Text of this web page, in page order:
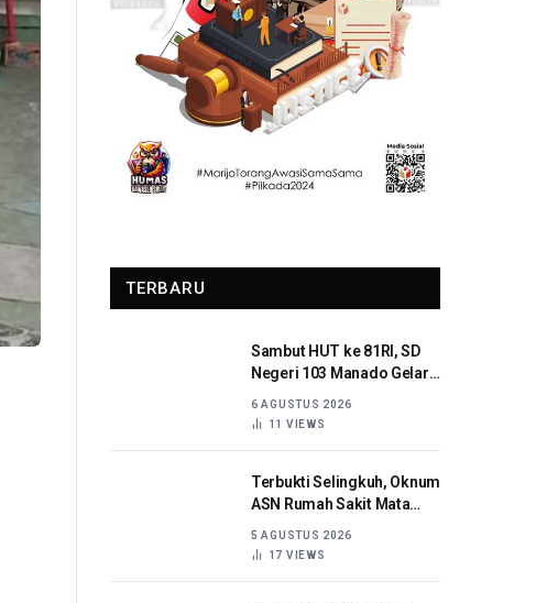
TERBARU
Sambut HUT ke 81RI, SD
Negeri 103 Manado Gelar
6 AGUSTUS 2026
11 VIEWS
Terbukti Selingkuh, Oknum
ASN Rumah Sakit Mata
Disiplin Berat
5 AGUSTUS 2026
17 VIEWS